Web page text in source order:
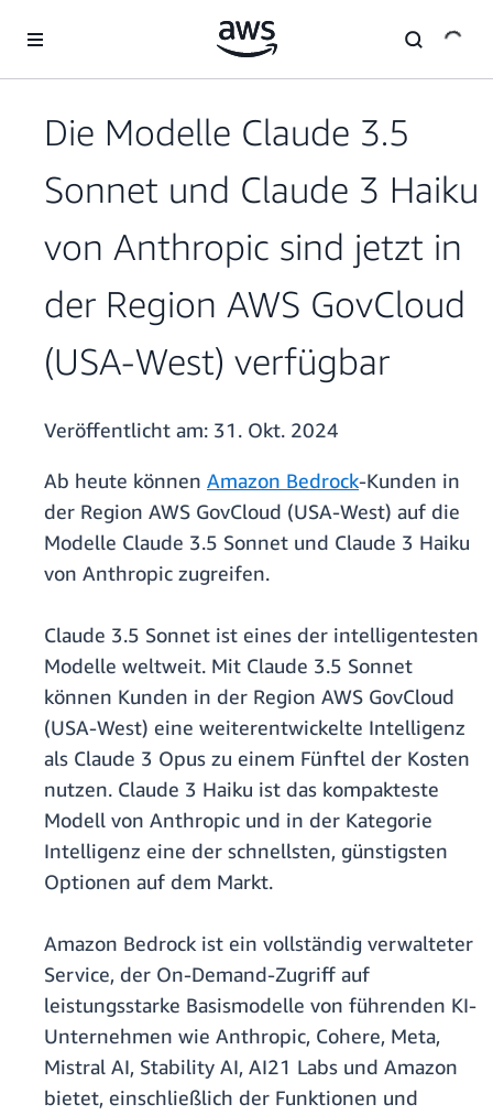
Überspringen zum Hauptinhalt
Die Modelle Claude 3.5
Sonnet und Claude 3 Haiku
von Anthropic sind jetzt in
der Region AWS GovCloud
(USA-West) verfügbar
Veröffentlicht am: 31. Okt. 2024
Ab heute können Amazon Bedrock-Kunden in
der Region AWS GovCloud (USA-West) auf die
Modelle Claude 3.5 Sonnet und Claude 3 Haiku
von Anthropic zugreifen.
Claude 3.5 Sonnet ist eines der intelligentesten
Modelle weltweit. Mit Claude 3.5 Sonnet
können Kunden in der Region AWS GovCloud
(USA-West) eine weiterentwickelte Intelligenz
als Claude 3 Opus zu einem Fünftel der Kosten
nutzen. Claude 3 Haiku ist das kompakteste
Modell von Anthropic und in der Kategorie
Intelligenz eine der schnellsten, günstigsten
Optionen auf dem Markt.
Amazon Bedrock ist ein vollständig verwalteter
Service, der On-Demand-Zugriff auf
leistungsstarke Basismodelle von führenden KI-
Unternehmen wie Anthropic, Cohere, Meta,
Mistral AI, Stability AI, AI21 Labs und Amazon
bietet, einschließlich der Funktionen und